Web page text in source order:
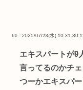
60 : 2025/07/23(水)
エキスパートが9
言ってるのかチ
つーかエキスパ